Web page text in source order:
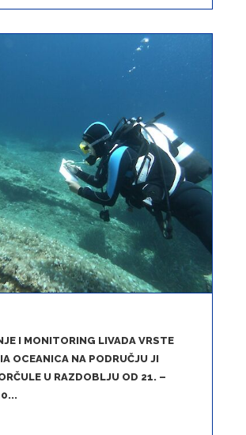
I MONITORING LIVADA VRSTE
OCEANICA NA PODRUČJU JI
U RAZDOBLJU OD 21. –